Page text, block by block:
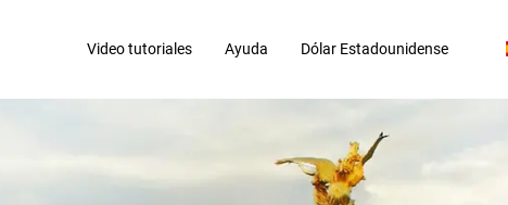
Video tutoriales Ayuda Dólar Estadounidense